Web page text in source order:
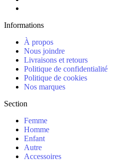
Informations
À propos
Nous joindre
Livraisons et retours
Politique de confidentialité
Politique de cookies
Nos marques
Section
Femme
Homme
Enfant
Autre
Accessoires